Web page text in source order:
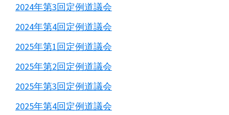
2024年第3回定例道議会
2024年第4回定例道議会
2025年第1回定例道議会
2025年第2回定例道議会
2025年第3回定例道議会
2025年第4回定例道議会